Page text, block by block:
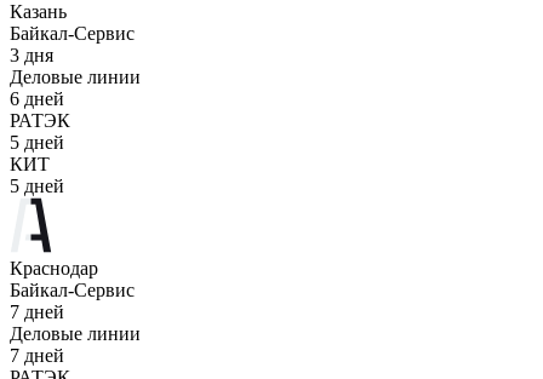
Казань
Байкал-Сервис
3 дня
Деловые линии
6 дней
РАТЭК
5 дней
КИТ
5 дней
Краснодар
Байкал-Сервис
7 дней
Деловые линии
7 дней